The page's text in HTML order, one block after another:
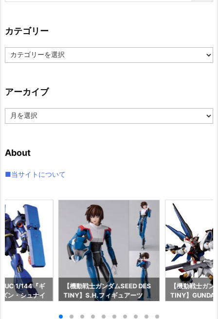
カテゴリー
カ
テ
ー
アーカイブ
ー
ブ
About
■当サイトについて
1/144『ギ
ン・シュナイ
動戦士ガンダ
【機動戦士ガンダムSEED DES
TINY】S.H.フィギュアーツ
『キラ・ヤマト（オーブ連合首
長国パイロットスーツVer.）』
【機動戦士ガン
TINY】
『STRIKE